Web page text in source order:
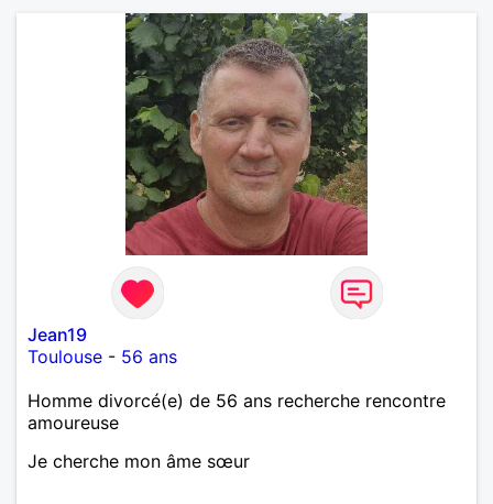
Jean19
Toulouse - 56 ans
Homme divorcé(e) de 56 ans recherche rencontre
amoureuse
Je cherche mon âme sœur